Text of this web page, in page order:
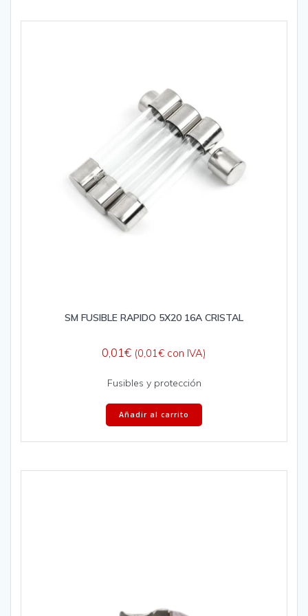
SM FUSIBLE RAPIDO 5X20 16A CRISTAL
0,01€ (0,01 € con IVA)
Fusibles y protección
Añadir al carrito